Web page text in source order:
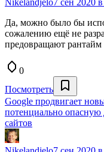
Nikelandjelo7 сен 2020
Да, можно было бы
сожалению ещё не
предовращают
0
Посмотреть
Google продвигает
потенциально опасную
сайтов